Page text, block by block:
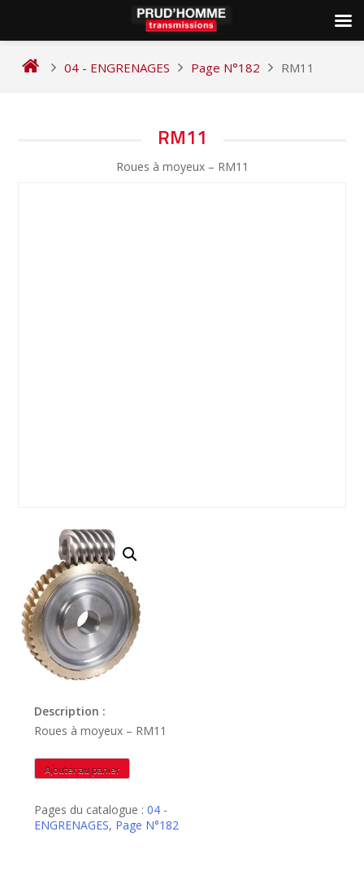
04 - ENGRENAGES Page N°182 RM11
RM11
Roues à moyeux – RM11
Description :
Roues à moyeux – RM11
quantité
de
Ajouter au panier
Pages du catalogue :04 -
ENGRENAGES, Page N°182